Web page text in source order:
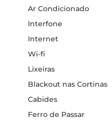
Ar Condicionado
Interfone
Internet
Wi-fi
Lixeiras
Blackout nas Cortinas
Cabides
Ferro de Passar